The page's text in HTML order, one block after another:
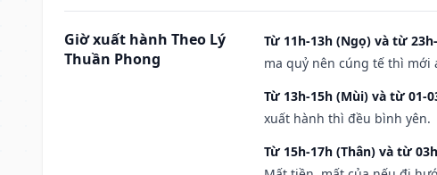
Giờ xuất hành Theo Lý
Thuần Phong
Từ 11h-13h (Ngọ) và từ
ma quỷ nên cúng tế thì mới
Từ 13h-15h (Mùi) và từ 01-
xuất hành thì đều bình yên.
Từ 15h-17h (Thân) và từ